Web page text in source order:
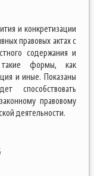
и конкретизации
правовых актах с
содержания и
такие формы, как
и иные. Показаны
способствовать
правовому
деятельности.